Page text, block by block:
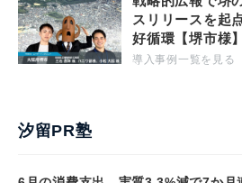
スリリースを起
好循環【堺市様】
導入事例一覧を見る
汐留PR塾